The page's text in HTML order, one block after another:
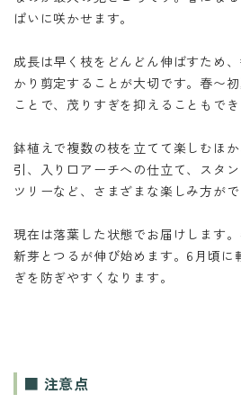
ぱいに咲かせます。
成長は早く枝をどんどん伸ばすため
かり剪定することが大切です。春〜
ことで、茂りすぎを抑えることもでき
鉢植えで複数の枝を立てて楽しむほ
引、入り口アーチへの仕立て、スタ
ツリーなど、さまざまな楽しみ方がで
現在は落葉した状態でお届けします
新芽とつるが伸び始めます。6月頃に
ぎを防ぎやすくなります。
■ 注意点